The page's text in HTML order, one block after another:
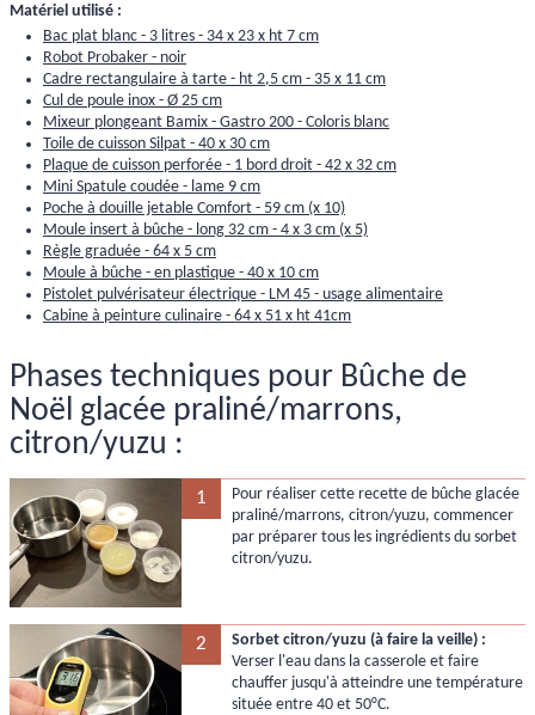
Matériel utilisé :
Bac plat blanc - 3 litres - 34 x 23 x ht 7 cm
Robot Probaker - noir
Cadre rectangulaire à tarte - ht 2,5 cm - 35 x 11 cm
Cul de poule inox - Ø 25 cm
Mixeur plongeant Bamix - Gastro 200 - Coloris blanc
Toile de cuisson Silpat - 40 x 30 cm
Plaque de cuisson perforée - 1 bord droit - 42 x 32 cm
Mini Spatule coudée - lame 9 cm
Poche à douille jetable Comfort - 59 cm (x 10)
Moule insert à bûche - long 32 cm - 4 x 3 cm (x 5)
Règle graduée - 64 x 5 cm
Moule à bûche - en plastique - 40 x 10 cm
Pistolet pulvérisateur électrique - LM 45 - usage alimentaire
Cabine à peinture culinaire - 64 x 51 x ht 41cm
Phases techniques pour Bûche de
Noël glacée praliné/marrons,
citron/yuzu :
1
Pour réaliser cette recette de bûche glacée
praliné/marrons, citron/yuzu, commencer
par préparer tous les ingrédients du sorbet
citron/yuzu.
2
Sorbet citron/yuzu (à faire la veille) :
Verser l'eau dans la casserole et faire
chauffer jusqu'à atteindre une température
située entre 40 et 50°C.